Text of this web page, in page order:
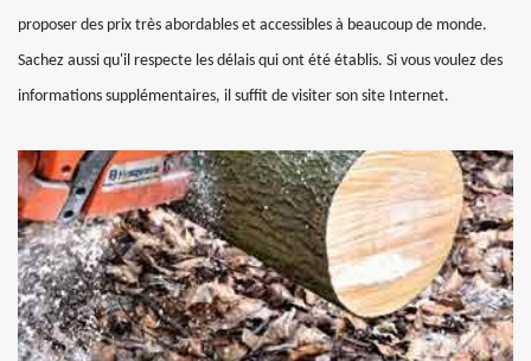
proposer des prix très abordables et accessibles à beaucoup de monde.
Sachez aussi qu'il respecte les délais qui ont été établis. Si vous voulez des
informations supplémentaires, il suffit de visiter son site Internet.